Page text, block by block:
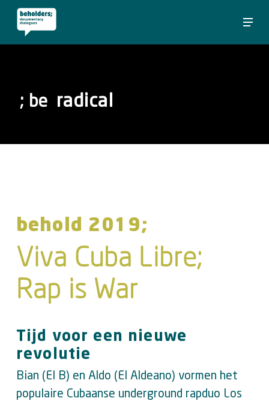
Skip
main
Menu
; be radical
behold 2019;
Viva Cuba Libre;
Rap is War
Tijd voor een nieuwe
revolutie
Bian (El B) en Aldo (El Aldeano) vormen het
populaire Cubaanse underground rapduo Los